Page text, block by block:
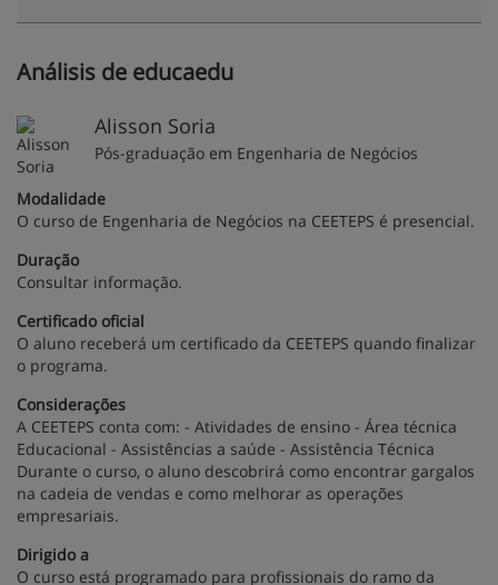
Análisis de educaedu
Alisson Soria
Pós-graduação em Engenharia de Negócios
Modalidade
O curso de Engenharia de Negócios na CEETEPS é presencial.
Duração
Consultar informação.
Certificado oficial
O aluno receberá um certificado da CEETEPS quando finalizar
o programa.
Considerações
A CEETEPS conta com: - Atividades de ensino - Área técnica
Educacional - Assistências a saúde - Assistência Técnica
Durante o curso, o aluno descobrirá como encontrar gargalos
na cadeia de vendas e como melhorar as operações
empresariais.
Dirigido a
O curso está programado para profissionais do ramo da